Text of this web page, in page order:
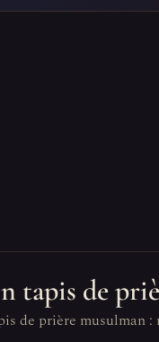
tapis de
de prière musulman